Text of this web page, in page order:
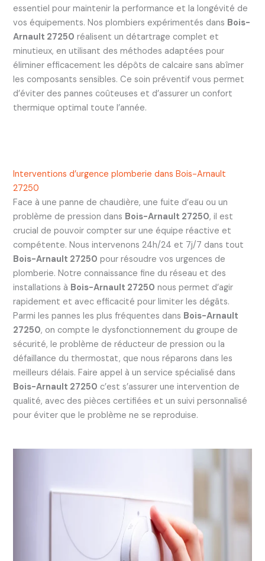
essentiel pour maintenir la performance et la longévité de
vos équipements. Nos plombiers expérimentés dans Bois-
Arnault 27250 réalisent un détartrage complet et
minutieux, en utilisant des méthodes adaptées pour
éliminer efficacement les dépôts de calcaire sans abîmer
les composants sensibles. Ce soin préventif vous permet
d’éviter des pannes coûteuses et d’assurer un confort
thermique optimal toute l’année.
Interventions d’urgence plomberie dans Bois-Arnault
27250
Face à une panne de chaudière, une fuite d’eau ou un
problème de pression dans Bois-Arnault 27250, il est
crucial de pouvoir compter sur une équipe réactive et
compétente. Nous intervenons 24h/24 et 7j/7 dans tout
Bois-Arnault 27250 pour résoudre vos urgences de
plomberie. Notre connaissance fine du réseau et des
installations à Bois-Arnault 27250 nous permet d’agir
rapidement et avec efficacité pour limiter les dégâts.
Parmi les pannes les plus fréquentes dans Bois-Arnault
27250, on compte le dysfonctionnement du groupe de
sécurité, le problème de réducteur de pression ou la
défaillance du thermostat, que nous réparons dans les
meilleurs délais. Faire appel à un service spécialisé dans
Bois-Arnault 27250 c’est s’assurer une intervention de
qualité, avec des pièces certifiées et un suivi personnalisé
pour éviter que le problème ne se reproduise.